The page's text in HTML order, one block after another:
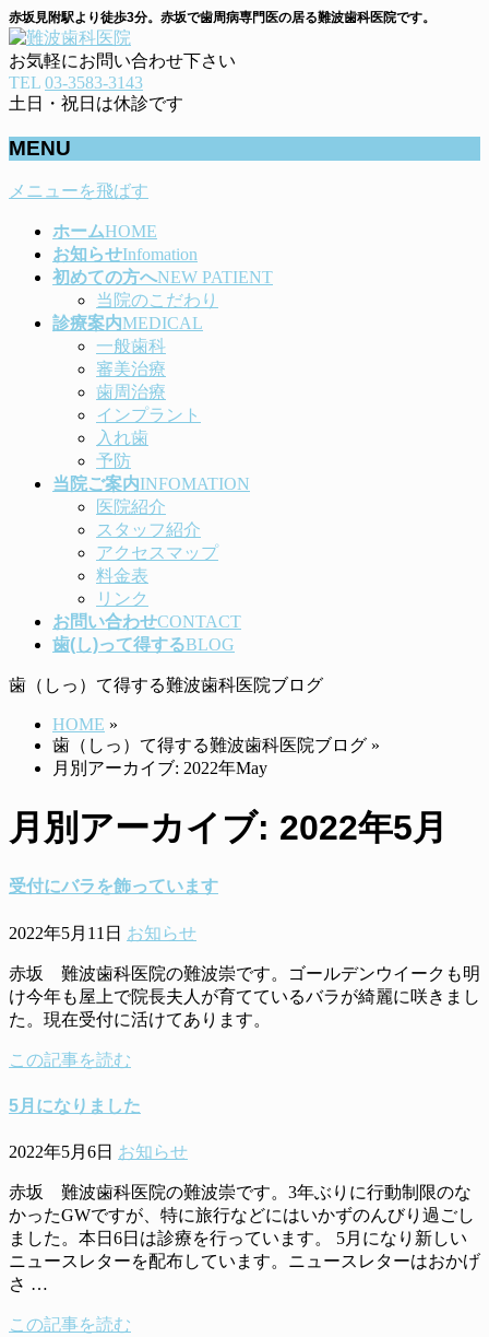
赤坂見附駅より徒歩3分。赤坂で歯周病専門医の居る難波歯科医院です。
お気軽にお問い合わせ下さい
TEL 03-3583-3143
土日・祝日は休診です
MENU
メニューを飛ばす
ホームHOME
お知らせInfomation
初めての方へNEW PATIENT
当院のこだわり
診療案内MEDICAL
一般歯科
審美治療
歯周治療
インプラント
入れ歯
予防
当院ご案内INFOMATION
医院紹介
スタッフ紹介
アクセスマップ
料金表
リンク
お問い合わせCONTACT
歯(し)って得するBLOG
歯（しっ）て得する難波歯科医院ブログ
HOME »
歯（しっ）て得する難波歯科医院ブログ »
月別アーカイブ: 2022年May
月別アーカイブ: 2022年5月
受付にバラを飾っています
2022年5月11日 お知らせ
赤坂 難波歯科医院の難波崇です。ゴールデンウイークも明
け今年も屋上で院長夫人が育てているバラが綺麗に咲きまし
た。現在受付に活けてあります。
この記事を読む
5月になりました
2022年5月6日 お知らせ
赤坂 難波歯科医院の難波崇です。3年ぶりに行動制限のな
かったGWですが、特に旅行などにはいかずのんびり過ごし
ました。本日6日は診療を行っています。 5月になり新しい
ニュースレターを配布しています。ニュースレターはおかげ
さ …
この記事を読む